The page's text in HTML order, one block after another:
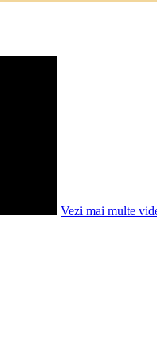
Vezi mai multe